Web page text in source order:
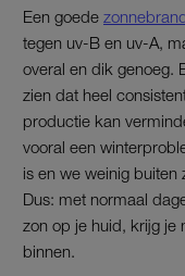
Een goede
tegen uv-B en uv-A,
overal en dik genoeg.
zien dat heel
productie kan
vooral een
is en we weinig buiten
Dus: met normaal
zon op je huid, krijg je
binnen.